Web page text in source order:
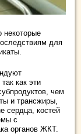
некоторые
для
как эти
чем
и трансжиры,
сердца, костей
с
органов ЖКТ.